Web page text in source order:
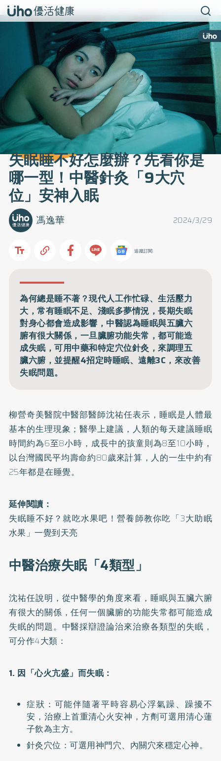
失眠睡不好怎麼辦？先看你是
哪一型！中醫針灸「9大穴
位」安神入眠
2024/3/29
馮逸華
追蹤訂閱
為何總是睡不著？現代人工作忙碌、生活壓力
大，常有睡眠不足、淺眠多夢情況，長期失眠
對身心都會造成影響，中醫認為睡眠與五臟六
腑有很大關係，一旦臟腑功能失常，都可能造
成失眠，可用中藥和特定穴位針灸，來調理五
臟六腑，並提醒4招定時睡眠、遠離3C，來改善
失眠問題。
柳營奇美醫院中醫部醫師沈祐任表示，睡眠是人體最
基本的生理現象；醫學上建議，人類的每天建議睡眠
時間約為6至8小時，成長中的孩童則為8至10小時，
以台灣國民平均壽命約80歲來計算，人的一生中約有
25年都是在睡覺。
延伸閱讀：
失眠睡不好？就吃水果吧！營養師教你吃「3大助眠
水果」一覺到天亮
中醫治療失眠「4類型」
沈祐任說明，從中醫學的角度來看，睡眠與五臟六腑
有很大的關係，任何一個臟腑的功能失常都可能造成
失眠的問題。中醫採辯證論治來治療各類型的失眠，
可分作4大類：
1. 因「心火亢盛」而失眠：
症狀：可能伴隨著平時容易心浮氣躁、躁擾不
安，治療上首重清心火安神，方劑可選用清心蓮
子飲為主方。
針灸穴位：可選用神門穴、內關穴來穩定心神。